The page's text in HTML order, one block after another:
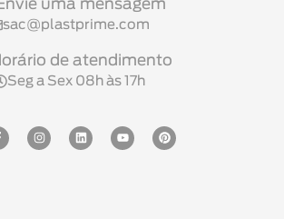
uma mensagem
sac@plastprime.com
de atendimento
Seg a Sex 08h às 17h